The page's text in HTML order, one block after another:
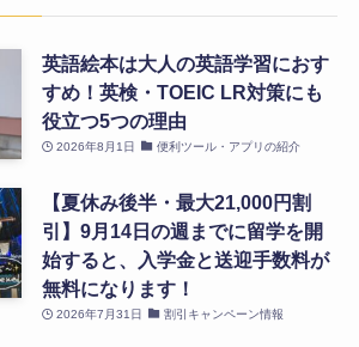
英語絵本は大人の英語学習におす
すめ！英検・TOEIC LR対策にも
役立つ5つの理由
2026年8月1日 便利ツール・アプリの紹介
【夏休み後半・最大21,000円割
引】9月14日の週までに留学を開
始すると、入学金と送迎手数料が
無料になります！
2026年7月31日 割引キャンペーン情報